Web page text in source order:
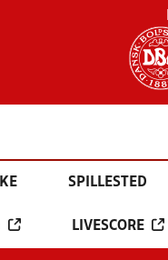
SPILLESTED
LIVESCORE